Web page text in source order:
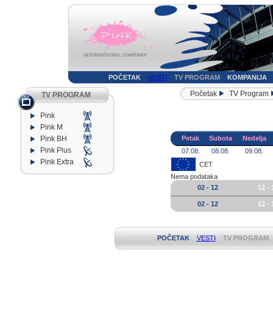
POČETAK VESTI TV PROGRAM KOMPANIJA
TV PROGRAM
Pink
Pink M
Pink BH
Pink Plus
Pink Extra
Početak TV Program
Petak Subota
Nedelja
07.08.
08.08.
09.08.
CET
Nema podataka
02 - 12
12 -
02 - 12 12 -
POČETAK VESTI TV PROGRAM